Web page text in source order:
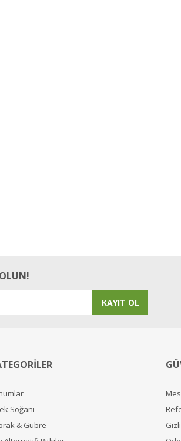
KAYIT OL
Soğanı
& Gübre